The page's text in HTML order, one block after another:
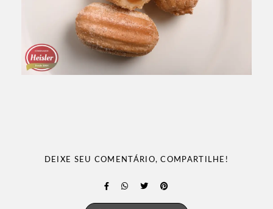
DEIXE SEU COMENTÁRIO, COMPARTILHE!